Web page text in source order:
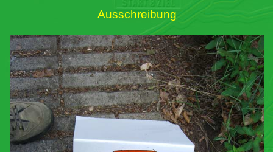
Ausschreibung